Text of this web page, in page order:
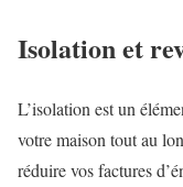
Isolation et
L’isolation est un
votre maison tout au
réduire vos factures